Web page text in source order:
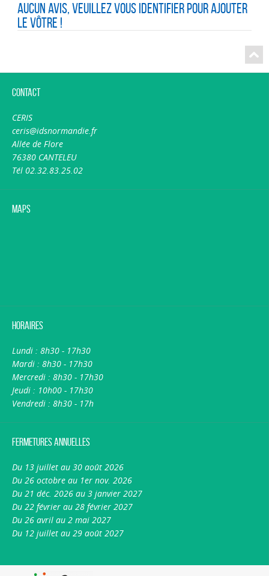
Aucun avis, veuillez vous identifier pour ajouter
le vôtre !
Contact
CERIS
ceris@idsnormandie.fr
Allée de Flore
76380 CANTELEU
Tél 02.32.83.25.02
Maps
Horaires
Lundi : 8h30 - 17h30
Mardi : 8h30 - 17h30
Mercredi : 8h30 - 17h30
Jeudi : 10h00 - 17h30
Vendredi : 8h30 - 17h
Fermetures annuelles
Du 13 juillet au 30 août 2026
Du 26 octobre au 1er nov. 2026
Du 21 déc. 2026 au 3 janvier 2027
Du 22 février au 28 février 2027
Du 26 avril au 2 mai 2027
Du 12 juillet au 29 août 2027